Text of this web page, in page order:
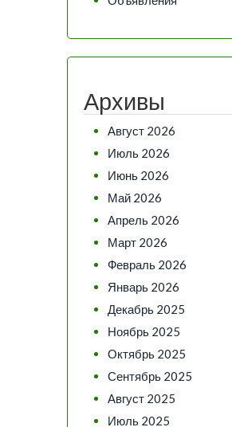
Архивы
Август 2026
Июль 2026
Июнь 2026
Май 2026
Апрель 2026
Март 2026
Февраль 2026
Январь 2026
Декабрь 2025
Ноябрь 2025
Октябрь 2025
Сентябрь 2025
Август 2025
Июль 2025